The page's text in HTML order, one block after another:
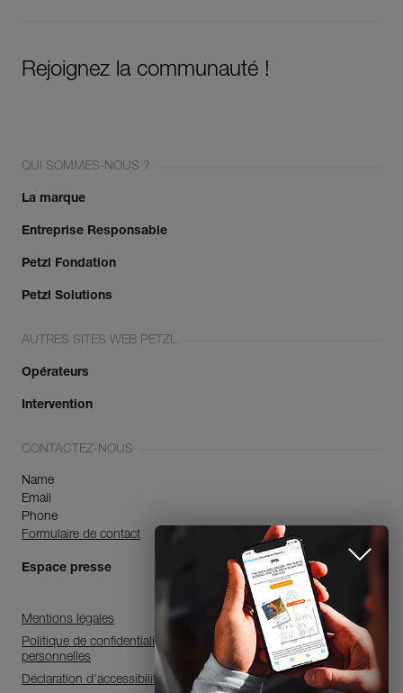
Rejoignez la communauté !
QUI SOMMES-NOUS ?
La marque
Entreprise Responsable
Petzl Fondation
Petzl Solutions
AUTRES SITES WEB PETZL
Opérateurs
Intervention
CONTACTEZ-NOUS
Name
Email
Phone
Formulaire de contact
Espace presse
Mentions légales
Politique de confidentialité et de traitement des données
personnelles
Déclaration d'accessibilité